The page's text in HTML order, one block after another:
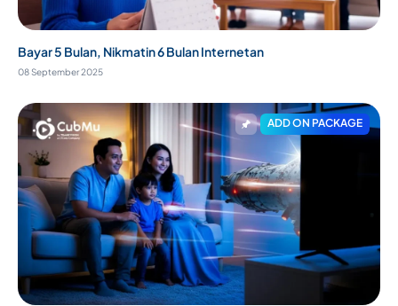
Bayar 5 Bulan, Nikmatin 6 Bulan Internetan
08 September 2025
ADD ON PACKAGE